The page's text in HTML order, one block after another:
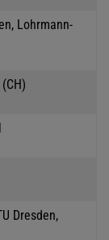
Lohrmann-
Dresden,